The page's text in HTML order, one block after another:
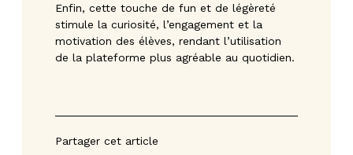
Enfin, cette touche de fun et de légèreté
stimule la curiosité, l’engagement et la
motivation des élèves, rendant l’utilisation
de la plateforme plus agréable au quotidien.
Partager cet article